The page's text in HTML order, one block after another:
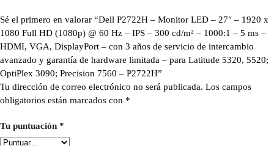
Sé el primero en valorar “Dell P2722H – Monitor LED – 27″ – 1920 x
1080 Full HD (1080p) @ 60 Hz – IPS – 300 cd/m² – 1000:1 – 5 ms –
HDMI, VGA, DisplayPort – con 3 años de servicio de intercambio
avanzado y garantía de hardware limitada – para Latitude 5320, 5520;
OptiPlex 3090; Precision 7560 – P2722H”
Tu dirección de correo electrónico no será publicada. Los campos
obligatorios están marcados con *
Tu puntuación *